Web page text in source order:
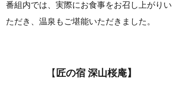
番組内では、実際にお食事をお召し上がりい
ただき、温泉もご堪能いただきました。
【 匠の宿 深山桜庵】